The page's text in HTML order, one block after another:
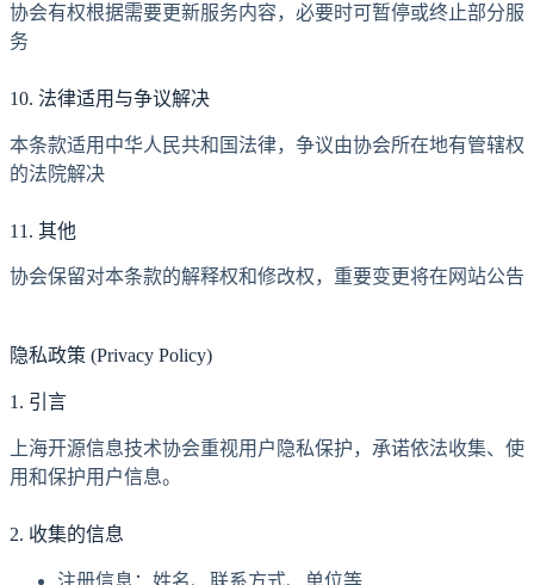
协会有权根据需要更新服务内容，必要时可暂停或终止部分服
务
10. 法律适用与争议解决
本条款适用中华人民共和国法律，争议由协会所在地有管辖权
的法院解决
11. 其他
协会保留对本条款的解释权和修改权，重要变更将在网站公告
隐私政策 (Privacy Policy)
1. 引言
上海开源信息技术协会重视用户隐私保护，承诺依法收集、使
用和保护用户信息。
2. 收集的信息
注册信息：姓名、联系方式、单位等